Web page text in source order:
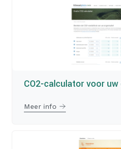
CO2-calculator voor
Meer info